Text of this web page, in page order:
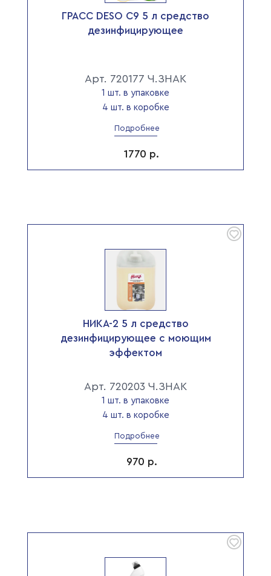
ГРАСС DESO С9 5 л средство
дезинфицирующее
Арт. 720177 Ч.ЗНАК
1 шт. в упаковке
4 шт. в коробке
Подробнее
1770 р.
НИКА-2 5 л средство
дезинфицирующее с моющим
эффектом
Арт. 720203 Ч.ЗНАК
1 шт. в упаковке
4 шт. в коробке
Подробнее
970 р.